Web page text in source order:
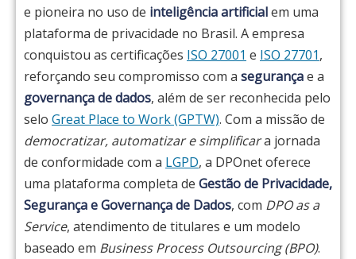
e pioneira no uso de inteligência artificialem uma
plataforma de privacidade no Brasil. A empresa
conquistou as certificações ISO 27001 e ISO 27701,
reforçando seu compromisso com a segurançae a
governança de dados, além de ser reconhecida pelo
selo Great Place to Work (GPTW). Com a missão de
democratizar, automatizar e simplificara jornada
de conformidade com a LGPD, a DPOnet oferece
uma plataforma completa de Gestão de Privacidade,
Segurança e Governança de Dados, com DPO as a
Service, atendimento de titulares e um modelo
baseado em Business Process Outsourcing (BPO).